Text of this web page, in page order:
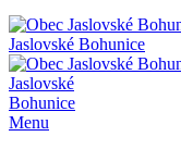
Jaslovské Bohunice
Jaslovské
Bohunice
Menu